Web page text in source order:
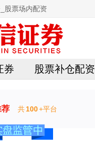
股票场内配资
券 股票补仓配资
荐 共100+平台